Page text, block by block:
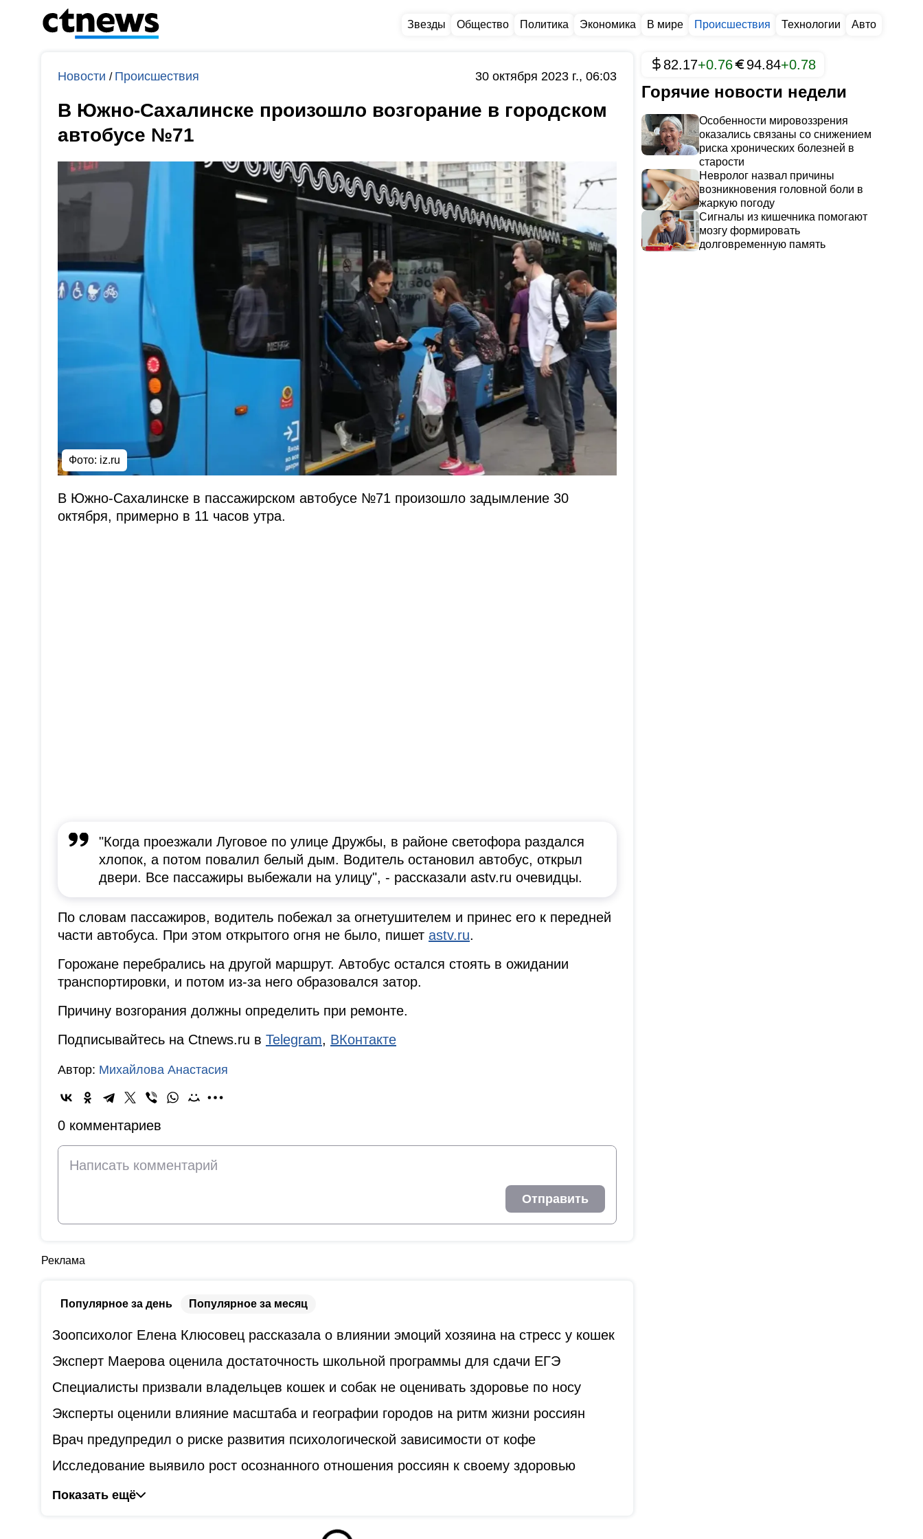
Звезды Общество Политика Экономика В мире Происшествия Технологии Авто
Новости / Происшествия 30 октября 2023 г., 06:03
В Южно-Сахалинске произошло возгорание в городском
автобусе №71
Фото: iz.ru
В Южно-Сахалинске в пассажирском автобусе №71 произошло задымление 30
октября, примерно в 11 часов утра.
"Когда проезжали Луговое по улице Дружбы, в районе светофора раздался
хлопок, а потом повалил белый дым. Водитель остановил автобус, открыл
двери. Все пассажиры выбежали на улицу", - рассказали astv.ru очевидцы.
По словам пассажиров, водитель побежал за огнетушителем и принес его к передней
части автобуса. При этом открытого огня не было, пишет astv.ru.
Горожане перебрались на другой маршрут. Автобус остался стоять в ожидании
транспортировки, и потом из-за него образовался затор.
Причину возгорания должны определить при ремонте.
Подписывайтесь на Ctnews.ru в Telegram, ВКонтакте
Автор: Михайлова Анастасия
0 комментариев
Отправить
Реклама
Популярное за день Популярное за месяц
Зоопсихолог Елена Клюсовец рассказала о влиянии эмоций хозяина на стресс у кошек
Эксперт Маерова оценила достаточность школьной программы для сдачи ЕГЭ
Специалисты призвали владельцев кошек и собак не оценивать здоровье по носу
Эксперты оценили влияние масштаба и географии городов на ритм жизни россиян
Врач предупредил о риске развития психологической зависимости от кофе
Исследование выявило рост осознанного отношения россиян к своему здоровью
Показать ещё
82.17+0.76 94.84+0.78
Горячие новости недели
Особенности мировоззрения
оказались связаны со снижением
риска хронических болезней в
старости
Невролог назвал причины
возникновения головной боли в
жаркую погоду
Сигналы из кишечника помогают
мозгу формировать
долговременную память